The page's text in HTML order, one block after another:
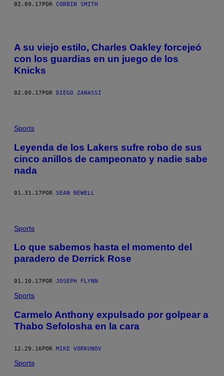
02.09.17POR CORBIN SMITH
A su viejo estilo, Charles Oakley forcejeó
con los guardias en un juego de los
Knicks
02.09.17 POR DIEGO ZANASSI
Sports
Leyenda de los Lakers sufre robo de sus
cinco anillos de campeonato y nadie sabe
nada
01.31.17POR SEAN NEWELL
Sports
Lo que sabemos hasta el momento del
paradero de Derrick Rose
01.10.17 POR JOSEPH FLYNN
Sports
Carmelo Anthony expulsado por golpear a
Thabo Sefolosha en la cara
12.29.16POR MIKE VORKUNOV
Sports